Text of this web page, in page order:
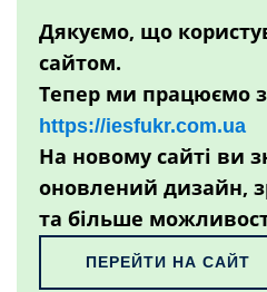
Дякуємо, що
сайтом.
Тепер ми працюємо
https://iesfukr.com.ua
На новому сайті ви
оновлений дизайн,
та більше
ПЕРЕЙТИ НА САЙТ